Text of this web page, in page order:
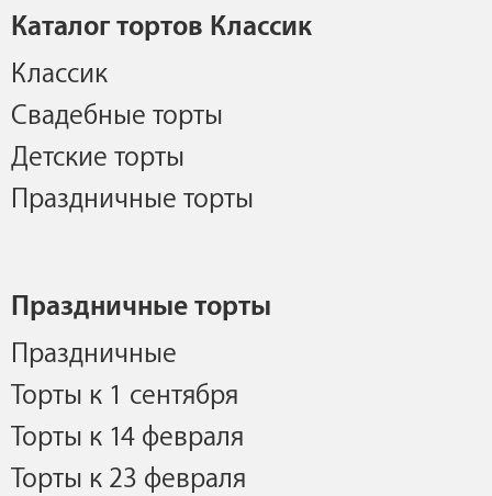
Каталог тортов Классик
Классик
Свадебные торты
Детские торты
Праздничные торты
Праздничные торты
Праздничные
Торты к 1 сентября
Торты к 14 февраля
Торты к 23 февраля